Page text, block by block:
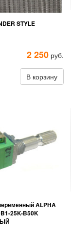
STYLE
2 250 руб.
В корзину
ALPHA
25K-B50K